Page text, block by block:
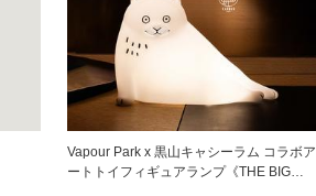
Vapour Park x 黒山キャシーラム コラボア
ートトイフィギュアランプ《THE BIG